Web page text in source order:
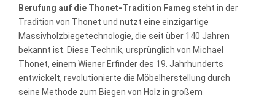
Berufung auf die Thonet-Tradition Fameg steht in der
Tradition von Thonet und nutzt eine einzigartige
Massivholzbiegetechnologie, die seit über 140 Jahren
bekannt ist. Diese Technik, ursprünglich von Michael
Thonet, einem Wiener Erfinder des 19. Jahrhunderts
entwickelt, revolutionierte die Möbelherstellung durch
seine Methode zum Biegen von Holz in großem